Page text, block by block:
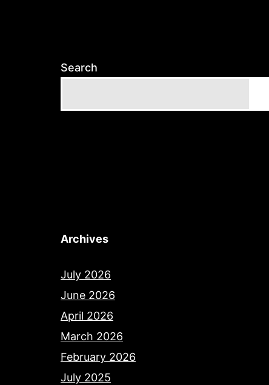
Search
Archives
July 2026
June 2026
April 2026
March 2026
February 2026
July 2025